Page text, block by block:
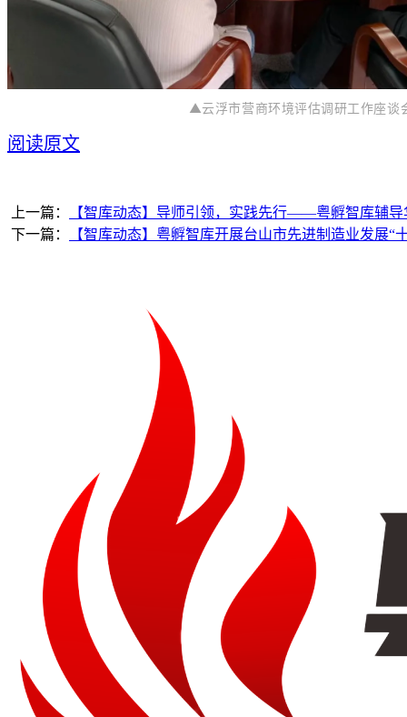
▲云浮市营商环境评估调研工作座谈
阅读原文
上一篇：
【智库动态】导师引领，实践先行——粤孵智库辅
下一篇：
【智库动态】粤孵智库开展台山市先进制造业发展“